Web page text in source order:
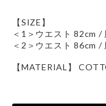
【SIZE】
＜1＞ウエスト 82cm
＜2＞ウエスト 86cm
【MATERIAL】